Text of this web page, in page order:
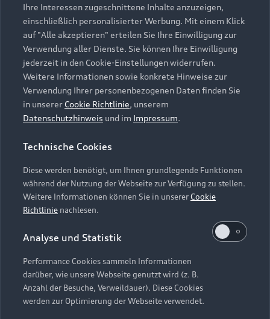
Elektromodelle
Plug-in-Hybride
Gebrauchtwagensuche
Gebrauchtwagen
Finanzierung
Aktionen & Angebote
Geschäftskunden
Saisonale Angebote
Audi Services
Garantie
Audi digital services
myAudi
Support
Kundenservice
Händlersuche
Audi Code
Online-Terminvereinbarung
Servicekontakt
Vertrag widerrufen
Über Audi
Unternehmen
Karriere
Investor Relations
Presse & Media Center
Datenschutz
Audi erleben
Newsletter
Impressum Rechtliches
Hinweisgebersystem
Datenschutzinformation
Cookie-Einstellungen
Cookie-Richtlinie
Barrierefreiheit
Hinweis: Die aktuelle Darstellung und Anordnung der
Embleme am Fahrzeug bei allen Abbildungen auf dieser
Webseite kann abweichen.
Ihre Interessen zugeschnittene Inhalte anzuzeigen,
einschließlich personalisierter Werbung. Mit einem Klick
auf "Alle akzeptieren" erteilen Sie Ihre Einwilligung zur
Verwendung aller Dienste. Sie können Ihre Einwilligung
jederzeit in den Cookie-Einstellungen widerrufen.
Weitere Informationen sowie konkrete Hinweise zur
Verwendung Ihrer personenbezogenen Daten finden Sie
in unserer Cookie Richtlinie, unserem
Datenschutzhinweis und im Impressum.
Technische Cookies
Diese werden benötigt, um Ihnen grundlegende Funktionen
während der Nutzung der Webseite zur Verfügung zu stellen.
Weitere Informationen können Sie in unsererCookie
Richtlinie nachlesen.
Analyse und Statistik
Performance Cookies sammeln Informationen
darüber, wie unsere Webseite genutzt wird (z. B.
Anzahl der Besuche, Verweildauer). Diese Cookies
werden zur Optimierung der Webseite verwendet.